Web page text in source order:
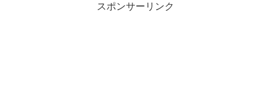
スポンサーリンク